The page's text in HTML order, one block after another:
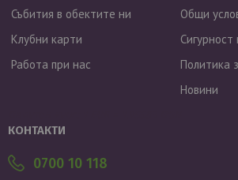
Събития в обектите ни
Клубни карти
Работа при нас
Общи
Политика
Новини
КОНТАКТИ
0700 10 118